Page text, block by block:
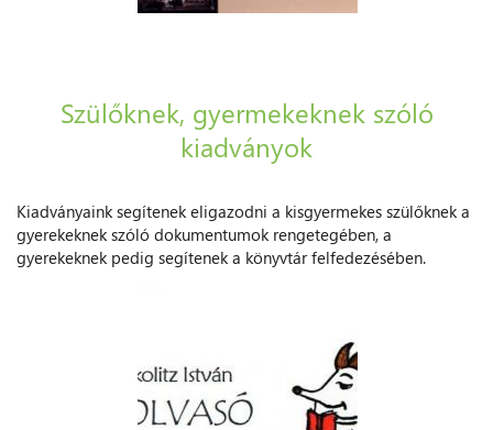
Szülőknek, gyermekeknek szóló
kiadványok
Kiadványaink segítenek eligazodni a kisgyermekes szülőknek a
gyerekeknek szóló dokumentumok rengetegében, a
gyerekeknek pedig segítenek a könyvtár felfedezésében.